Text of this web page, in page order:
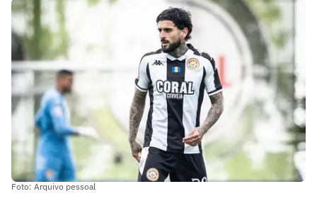
Foto: Arquivo pessoal